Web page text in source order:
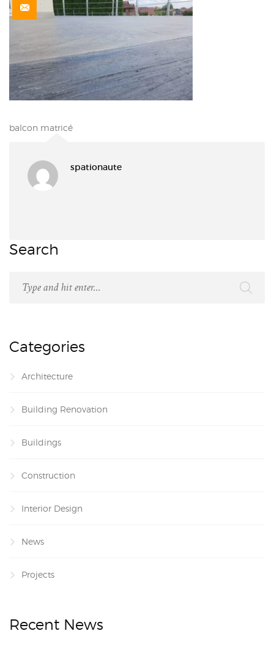
balcon matricé
spationaute
Search
Categories
Architecture
Building Renovation
Buildings
Construction
Interior Design
News
Projects
Recent News